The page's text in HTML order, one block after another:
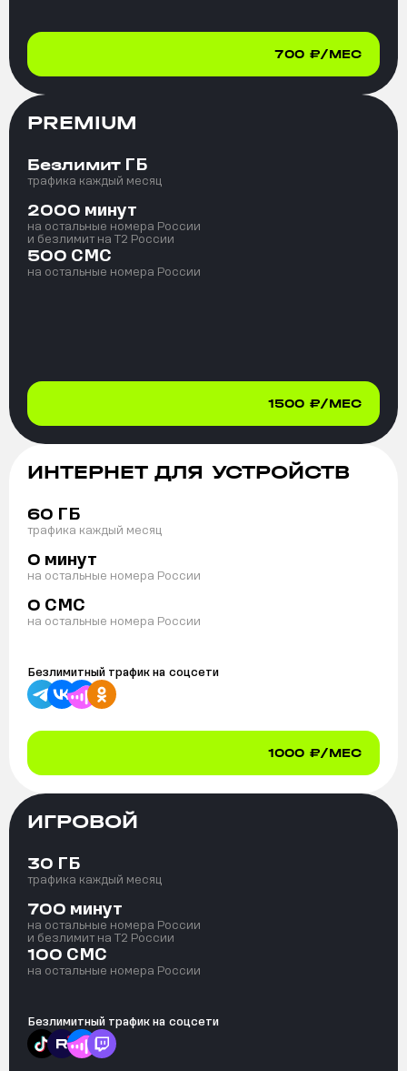
700 ₽/МЕС
PREMIUM
Безлимит ГБ
трафика каждый месяц
2000 минут
на остальные номера России
и безлимит на T2 России
500 СМС
на остальные номера России
1500 ₽/МЕС
ИНТЕРНЕТ ДЛЯ УСТРОЙСТВ
60 ГБ
трафика каждый месяц
0 минут
на остальные номера России
0 СМС
на остальные номера России
Безлимитный трафик на соцсети
1000 ₽/МЕС
ИГРОВОЙ
30 ГБ
трафика каждый месяц
700 минут
на остальные номера России
и безлимит на T2 России
100 СМС
на остальные номера России
Безлимитный трафик на соцсети